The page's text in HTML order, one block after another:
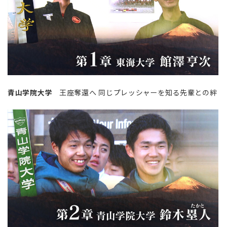
青山学院大学 王座奪還へ 同じプレッシャーを知る先輩との絆